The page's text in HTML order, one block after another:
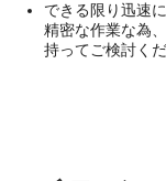
できる限り迅速
精密な作業な為
持ってご検討くだ